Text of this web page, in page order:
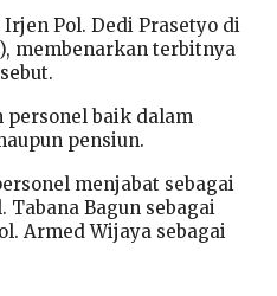
Pol. Dedi Prasetyo di
membenarkan terbitnya
baik dalam
pensiun.
menjabat sebagai
Bagun sebagai
Armed Wijaya sebagai